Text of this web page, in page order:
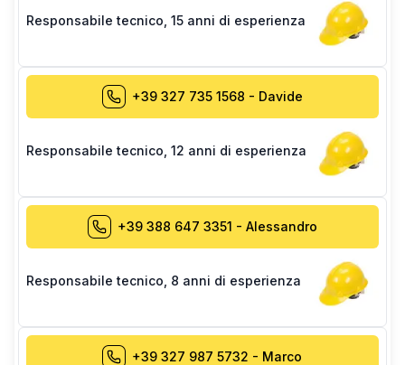
Responsabile tecnico 15 anni di esperienza
+39 327 735 1568 - Davide
Responsabile tecnico 12 anni di esperienza
+39 388 647 3351 - Alessandro
Responsabile tecnico 8 anni di esperienza
+39 327 987 5732 - Marco